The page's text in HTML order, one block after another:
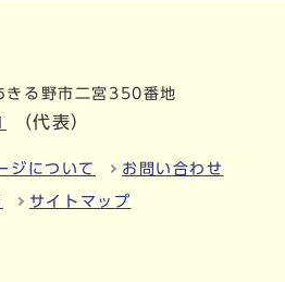
きる野市二宮350番地
（代表）
ジについて お問い合わせ
サイトマップ